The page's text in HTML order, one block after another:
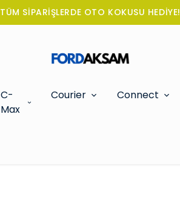
TÜM SİPARİŞLERDE OTO KOKUSU HEDİYE!
C-
Max
Courier Connect